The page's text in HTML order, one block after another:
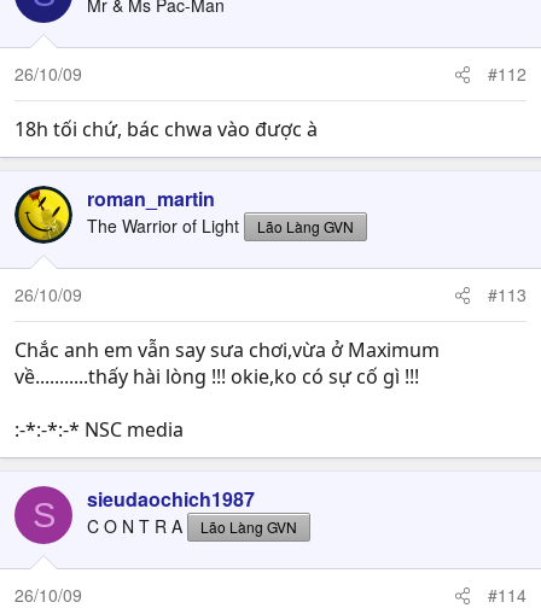
Mr & Ms Pac-Man
26/10/09 #112
18h tối chứ, bác chwa vào được à
roman_martin
The Warrior of Light Lão Làng GVN
26/10/09 #113
Chắc anh em vẫn say sưa chơi,vừa ở Maximum
về...........thấy hài lòng !!! okie,ko có sự cố gì !!!
:-*:-*:-* NSC media
S sieudaochich1987
C O N T R A Lão Làng GVN
26/10/09 #114